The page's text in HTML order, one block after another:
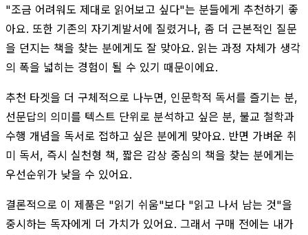
"조금 어려워도 제대로 읽어보고 싶다"는 분들에게 추천하기 좋
아요. 또한 기존의 자기계발서에 질렸거나, 좀 더 근본적인 질문
을 던지는 책을 찾는 분에게도 잘 맞아요. 읽는 과정 자체가 생각
의 폭을 넓히는 경험이 될 수 있기 때문이에요.
추천 타겟을 더 구체적으로 나누면, 인문학적 독서를 즐기는 분,
선문답의 의미를 텍스트 단위로 분석하고 싶은 분, 불교 철학과
수행 개념을 독서로 접하고 싶은 분에게 맞아요. 반면 가벼운 취
미 독서, 즉시 실천형 책, 짧은 감상 중심의 책을 찾는 분에게는
우선순위가 낮을 수 있어요.
결론적으로 이 제품은 "읽기 쉬움"보다 "읽고 나서 남는 것"을
중시하는 독자에게 더 가치가 있어요. 그래서 구매 전에는 내가